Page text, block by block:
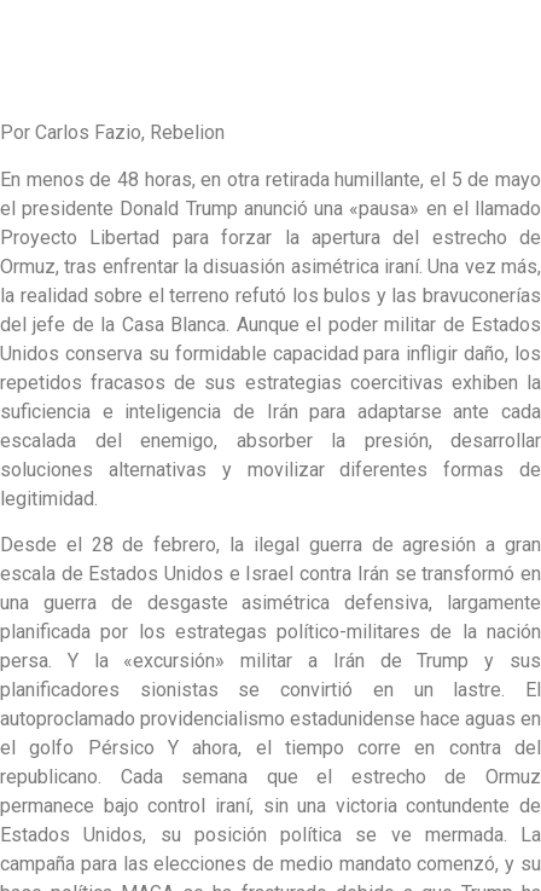
Por Carlos Fazio, Rebelion
En menos de 48 horas, en otra retirada humillante, el 5 de mayo
el presidente Donald Trump anunció una «pausa» en el llamado
Proyecto Libertad para forzar la apertura del estrecho de
Ormuz, tras enfrentar la disuasión asimétrica iraní. Una vez más,
la realidad sobre el terreno refutó los bulos y las bravuconerías
del jefe de la Casa Blanca. Aunque el poder militar de Estados
Unidos conserva su formidable capacidad para infligir daño, los
repetidos fracasos de sus estrategias coercitivas exhiben la
suficiencia e inteligencia de Irán para adaptarse ante cada
escalada del enemigo, absorber la presión, desarrollar
soluciones alternativas y movilizar diferentes formas de
legitimidad.
Desde el 28 de febrero, la ilegal guerra de agresión a gran
escala de Estados Unidos e Israel contra Irán se transformó en
una guerra de desgaste asimétrica defensiva, largamente
planificada por los estrategas político-militares de la nación
persa. Y la «excursión» militar a Irán de Trump y sus
planificadores sionistas se convirtió en un lastre. El
autoproclamado providencialismo estadunidense hace aguas en
el golfo Pérsico Y ahora, el tiempo corre en contra del
republicano. Cada semana que el estrecho de Ormuz
permanece bajo control iraní, sin una victoria contundente de
Estados Unidos, su posición política se ve mermada. La
campaña para las elecciones de medio mandato comenzó, y su